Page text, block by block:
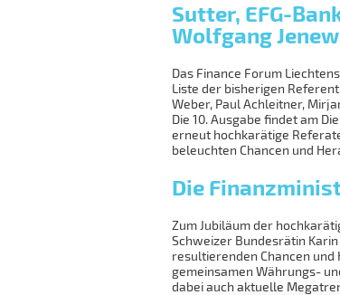
Sutter, EFG-
Wolfgang
Das Finance Forum
Liste der bisherigen
Weber, Paul Achleitner,
Die 10. Ausgabe findet am
erneut hochkarätige
beleuchten Chancen und
Die
Zum Jubiläum der
Schweizer Bundesrätin
resultierenden Chancen und
gemeinsamen Währungs-
dabei auch aktuelle